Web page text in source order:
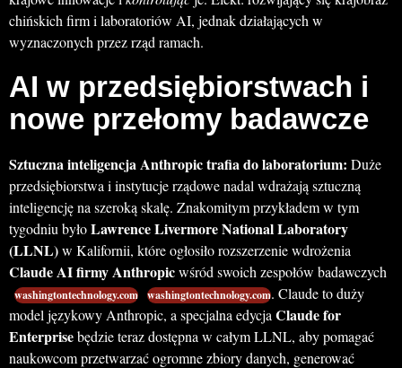
chińskich firm i laboratoriów AI, jednak działających w
wyznaczonych przez rząd ramach.
AI w przedsiębiorstwach i
nowe przełomy badawcze
Sztuczna inteligencja Anthropic trafia do laboratorium: Duże
przedsiębiorstwa i instytucje rządowe nadal wdrażają sztuczną
inteligencję na szeroką skalę. Znakomitym przykładem w tym
tygodniu byłoLawrence Livermore National Laboratory
(LLNL)w Kalifornii, które ogłosiło rozszerzenie wdrożenia
Claude AI firmy Anthropicwśród swoich zespołów badawczych
washingtontechnology.com washingtontechnology.com. Claude to duży
model językowy Anthropic, a specjalna edycja Claude for
Enterprisebędzie teraz dostępna w całym LLNL, aby pomagać
naukowcom przetwarzać ogromne zbiory danych, generować